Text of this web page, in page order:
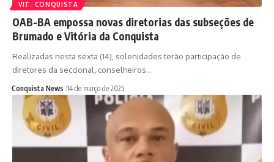
VIT. CONQUISTA
OAB-BA empossa novas diretorias das subseções de
Brumado e Vitória da Conquista
Realizadas nesta sexta (14), solenidades terão participação de
diretores da seccional, conselheiros…
Conquista News 14 de março de 2025